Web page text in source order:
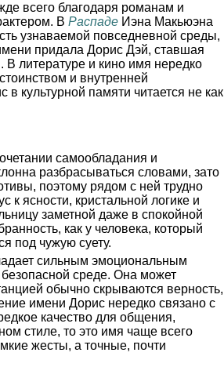
всего благодаря романам и
В Распаде Иэна Макьюэна
узнаваемой повседневной среды,
придала Дорис Дэй, ставшая
В литературе и кино имя нередко
и внутренней
культурной памяти читается не как
самообладания и
разбрасываться словами, зато
поэтому рядом с ней трудно
к ясности, кристальной логике и
заметной даже в спокойной
как у человека, который
под чужую суету.
сильным эмоциональным
среде. Она может
обычно скрываются верность,
имени Дорис нередко связано с
качество для общения,
стиле, то это имя чаще всего
жесты, а точные, почти